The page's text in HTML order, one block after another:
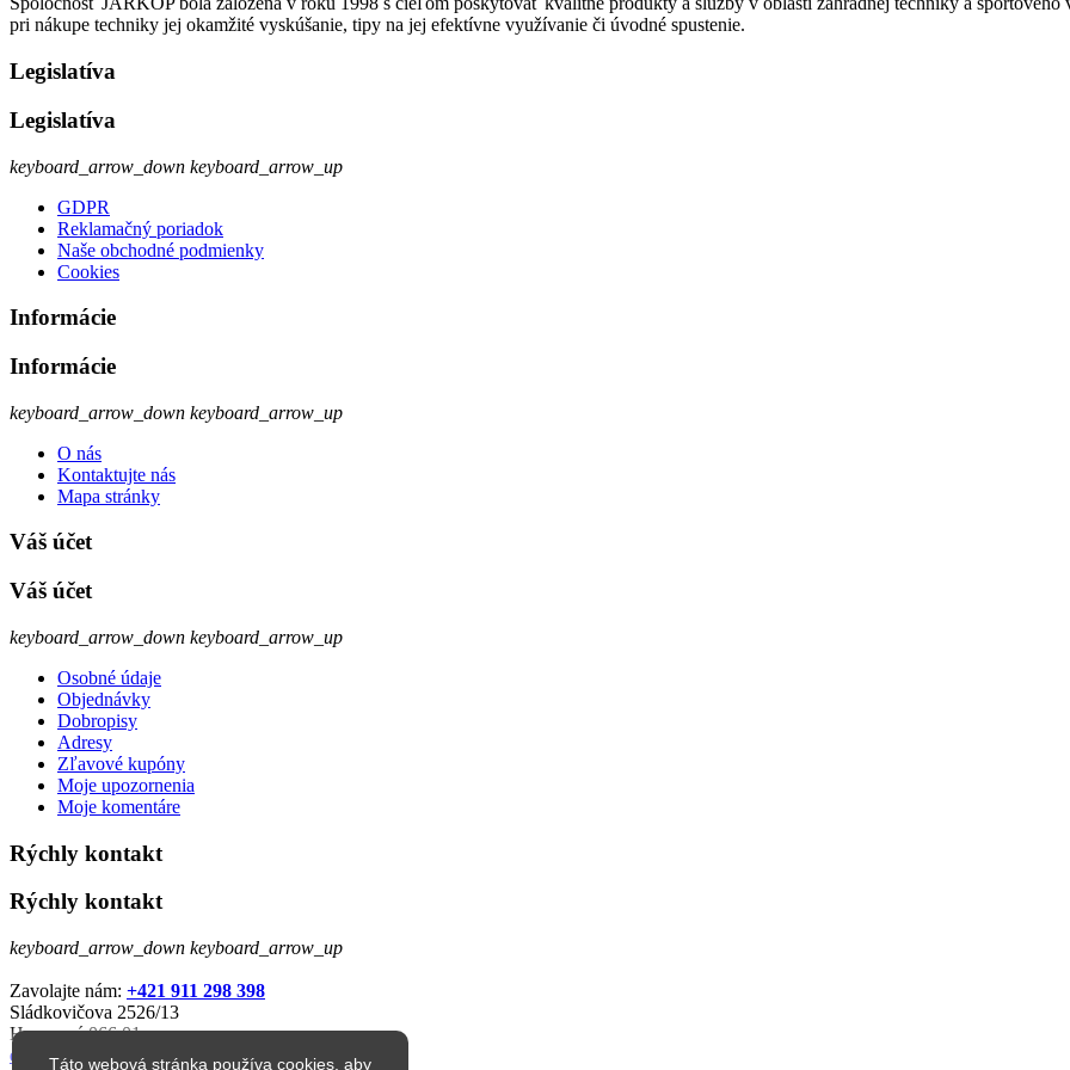
pri nákupe techniky jej okamžité vyskúšanie, tipy na jej efektívne využívanie či úvodné spustenie.
Legislatíva
Legislatíva
keyboard_arrow_down keyboard_arrow_up
GDPR
Reklamačný poriadok
Naše obchodné podmienky
Cookies
Informácie
Informácie
keyboard_arrow_down keyboard_arrow_up
O nás
Kontaktujte nás
Mapa stránky
Váš účet
Váš účet
keyboard_arrow_down keyboard_arrow_up
Osobné údaje
Objednávky
Dobropisy
Adresy
Zľavové kupóny
Moje upozornenia
Moje komentáre
Rýchly kontakt
Rýchly kontakt
keyboard_arrow_down keyboard_arrow_up
Zavolajte nám: +421 911 298 398
Sládkovičova 2526/13
Humenné 066 01
eshop@jarkop.sk
Táto webová stránka používa cookies, aby